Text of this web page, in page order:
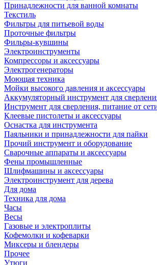
Принадлежности для ванной комнаты
Текстиль
Фильтры для питьевой воды
Проточные фильтры
Фильры-кувшины
Электроинструменты
Компрессоры и аксессуары
Электрогенераторы
Моющая техника
Мойки высокого давления и аксессуары
Аккумуляторный инструмент для
Инструмент для сверления, питание от
Клеевые пистолеты и аксессуары
Оснастка для инструмента
Паяльники и принадлежности для пайки
Прочий инструмент и оборудование
Сварочные аппараты и аксессуары
Фены промышленные
Шлифмашины и аксессуары
Электроинструмент для дерева
Для дома
Техника для дома
Часы
Весы
Газовые и электроплиты
Кофемолки и кофеварки
Миксеры и блендеры
Прочее
Утюги